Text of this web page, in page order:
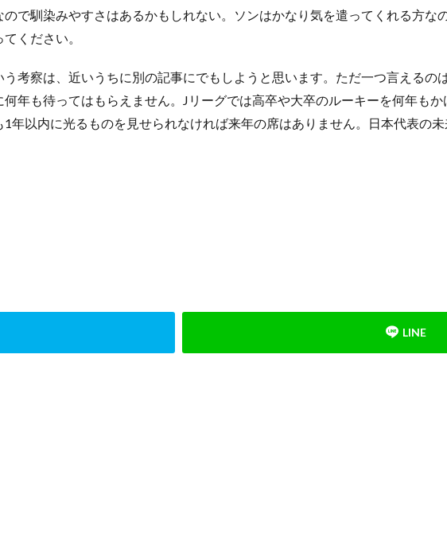
で馴染みやすさはあるかもしれない。ソンはかなり気を遣ってくれる方な
ください。
察は、近いうちに別の記事にでもしようと思います。ただ一つ言えるの
年も待ってはもらえません。Jリーグでは高卒や大卒のルーキーを何年も
年以内に光るものを見せられなければ来年の席はありません。日本代表の